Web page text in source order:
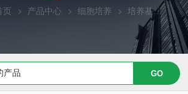
页 产品中心 细胞培养 培养基